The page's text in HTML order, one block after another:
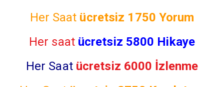
Her Saat ücretsiz 1750 Yorum
Her saat ücretsiz 5800 Hikaye
Her Saat ücretsiz 6000 İzlenme